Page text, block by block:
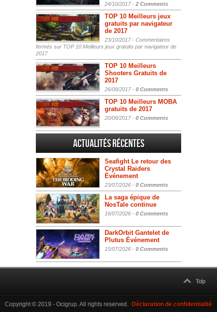
24/10/2017 - 2 Comments
TOP 10 Meilleurs jeux
gratuits par navigateur
de 2017
23/10/2017 - Commentaires
fermés sur TOP 10 Meilleurs jeux gratuits par navigateur de
2017
TOP 10 Meilleurs
Shooters Gratuits de
2017
26/09/2017 - 0 Comments
TOP 10 Meilleurs MOBA
gratuits de 2017
20/09/2017 - 0 Comments
Actualités Récentes
Seafight Le retour des
Crystal Raiders
Événement
23/07/2026 - 0 Comments
La saga épique de
NosTale continue
16/07/2026 - 0 Comments
DarkOrbit Gantelet de
Plutus Événement
15/07/2026 - 0 Comments
Top
Copyright © 2019 - Ocigrup. All rights reserved. Déclaration de confidentialité